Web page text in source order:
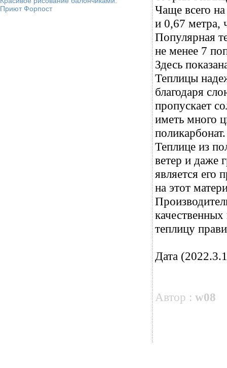
Приют Форпост
Чаще всего
и 0,67 метра,
Популярная
не менее 7
Здесь
Теплицы
благодаря
пропускает
иметь много
поликарбонат.
Теплице из
ветер и даже
является его
на этот
теплицу
Дата
Автор : w08